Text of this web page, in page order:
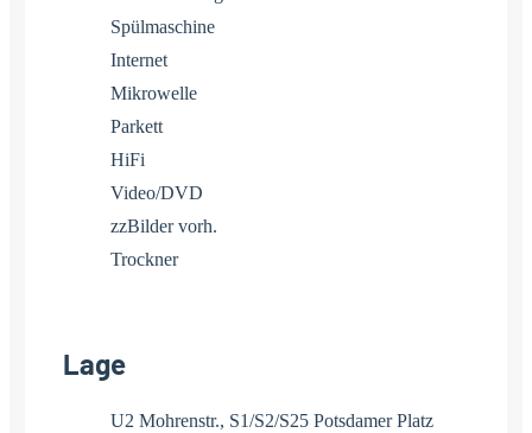
Spülmaschine
Internet
Mikrowelle
Parkett
HiFi
Video/DVD
zzBilder vorh.
Trockner
Lage
U2 Mohrenstr., S1/S2/S25 Potsdamer Platz